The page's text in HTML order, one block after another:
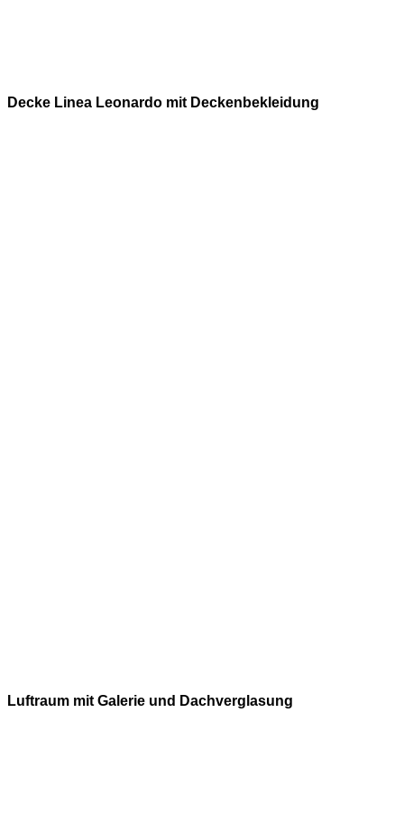
Decke Linea Leonardo mit Deckenbekleidung
Luftraum mit Galerie und Dachverglasung